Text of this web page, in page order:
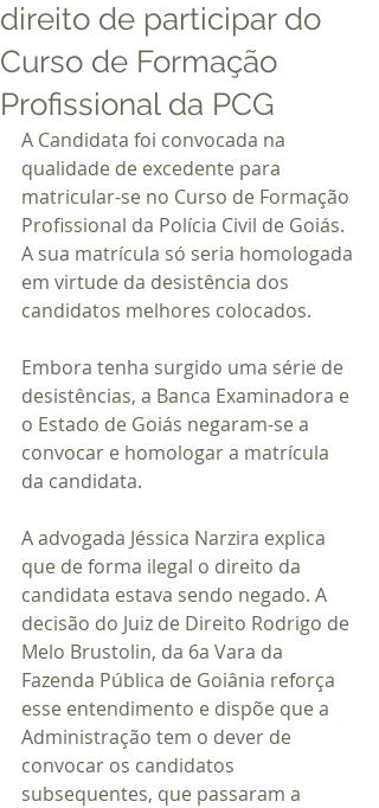
direito de participar do
Curso de Formação
Profissional da PCG
A Candidata foi convocada na
qualidade de excedente para
matricular-se no Curso de Formação
Profissional da Polícia Civil de Goiás.
A sua matrícula só seria homologada
em virtude da desistência dos
candidatos melhores colocados.
Embora tenha surgido uma série de
desistências, a Banca Examinadora e
o Estado de Goiás negaram-se a
convocar e homologar a matrícula
da candidata.
A advogada Jéssica Narzira explica
que de forma ilegal o direito da
candidata estava sendo negado. A
decisão do Juiz de Direito Rodrigo de
Melo Brustolin, da 6a Vara da
Fazenda Pública de Goiânia reforça
esse entendimento e dispõe que a
Administração tem o dever de
convocar os candidatos
subsequentes, que passaram a